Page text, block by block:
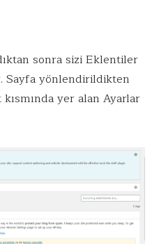
sonra sizi Eklentiler
Sayfa yönlendirildikten
yer alan Ayarlar